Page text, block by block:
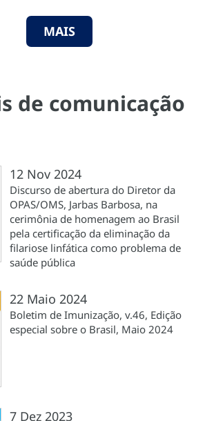
MAIS
de comunicação
12 Nov 2024
Discurso de abertura do Diretor da
OPAS/OMS, Jarbas Barbosa, na
cerimônia de homenagem ao Brasil
pela certificação da eliminação da
filariose linfática como problema de
saúde pública
22 Maio 2024
Boletim de Imunização, v.46, Edição
especial sobre o Brasil, Maio 2024
7 Dez 2023